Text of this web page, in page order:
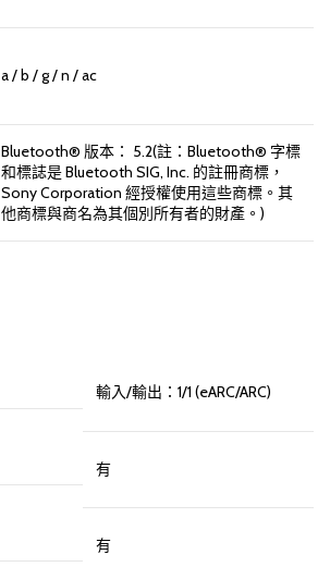
a / b / g / n / ac
Bluetooth® 版本： 5.2(註：Bluetooth® 字標
和標誌是 Bluetooth SIG, Inc. 的註冊商標，
Sony Corporation 經授權使用這些商標。其
他商標與商名為其個別所有者的財產。)
輸入/輸出：1/1 (eARC/ARC)
有
有